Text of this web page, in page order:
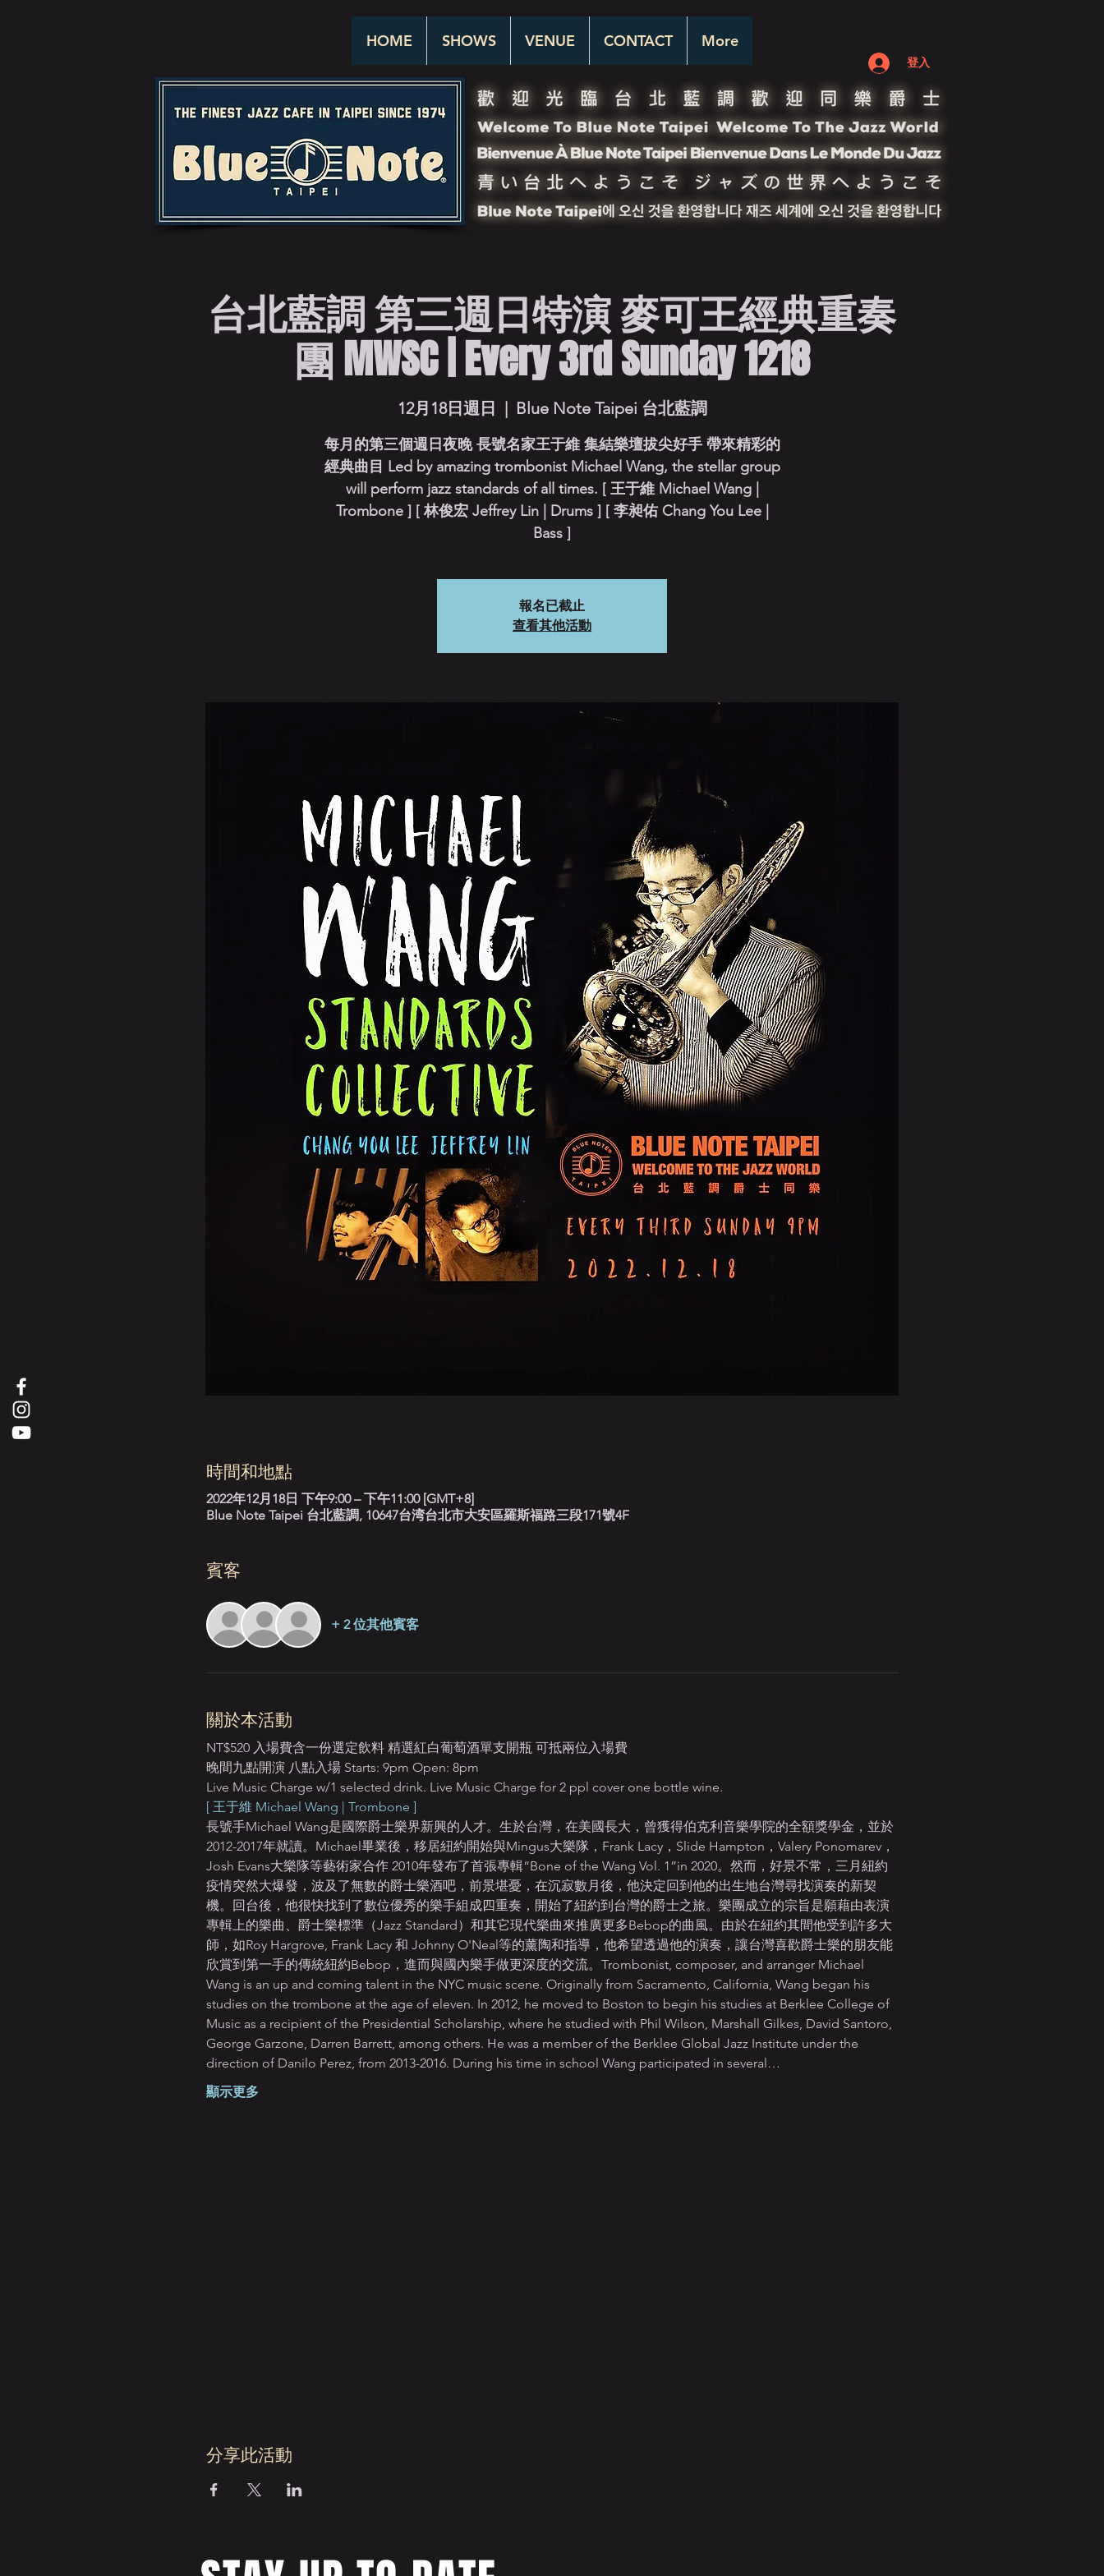
HOME SHOWS VENUE CONTACT More
登入
台北藍調 第三週日特演 麥可王經典重奏
團 MWSC | Every 3rd Sunday 1218
12月18日週日
  |
Blue Note Taipei 台北藍調
每月的第三個週日夜晚 長號名家王于維 集結樂壇拔尖好手 帶來精彩的
經典曲目 Led by amazing trombonist Michael Wang, the stellar group
will perform jazz standards of all times. [ 王于維 Michael Wang |
Trombone ] [ 林俊宏 Jeffrey Lin | Drums ] [ 李昶佑 Chang You Lee |
Bass ]
報名已截止
查看其他活動
時間和地點
2022年12月18日 下午9:00 – 下午11:00 [GMT+8]
Blue Note Taipei 台北藍調, 10647台湾台北市大安區羅斯福路三段171號4F
賓客
+ 2 位其他賓客
關於本活動
NT$520 入場費含一份選定飲料 精選紅白葡萄酒單支開瓶 可抵兩位入場費
晚間九點開演 八點入場 Starts: 9pm Open: 8pm
Live Music Charge w/1 selected drink. Live Music Charge for 2 ppl cover one bottle wine.
[ 王于維 Michael Wang | Trombone ]
長號手Michael Wang是國際爵士樂界新興的人才。生於台灣，在美國長大，曾獲得伯克利音樂學院的全額獎學金，並於
2012-2017年就讀。Michael畢業後，移居紐約開始與Mingus大樂隊，Frank Lacy，Slide Hampton，Valery Ponomarev，
Josh Evans大樂隊等藝術家合作 2010年發布了首張專輯“Bone of the Wang Vol. 1”in 2020。然而，好景不常，三月紐約
疫情突然大爆發，波及了無數的爵士樂酒吧，前景堪憂，在沉寂數月後，他決定回到他的出生地台灣尋找演奏的新契
機。回台後，他很快找到了數位優秀的樂手組成四重奏，開始了紐約到台灣的爵士之旅。樂團成立的宗旨是願藉由表演
專輯上的樂曲、爵士樂標準（Jazz Standard）和其它現代樂曲來推廣更多Bebop的曲風。由於在紐約其間他受到許多大
師，如Roy Hargrove, Frank Lacy 和 Johnny O'Neal等的薰陶和指導，他希望透過他的演奏，讓台灣喜歡爵士樂的朋友能
欣賞到第一手的傳統紐約Bebop，進而與國內樂手做更深度的交流。Trombonist, composer, and arranger Michael
Wang is an up and coming talent in the NYC music scene. Originally from Sacramento, California, Wang began his
studies on the trombone at the age of eleven. In 2012, he moved to Boston to begin his studies at Berklee College of
Music as a recipient of the Presidential Scholarship, where he studied with Phil Wilson, Marshall Gilkes, David Santoro,
George Garzone, Darren Barrett, among others. He was a member of the Berklee Global Jazz Institute under the
direction of Danilo Perez, from 2013-2016. During his time in school Wang participated in several…
顯示更多
分享此活動